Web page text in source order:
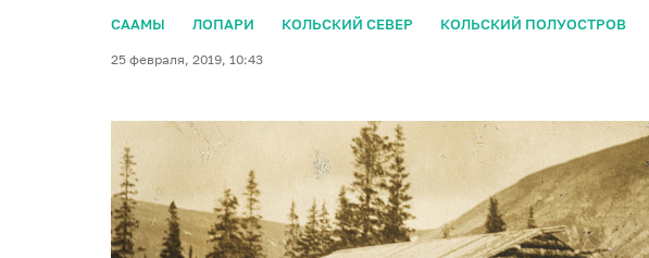
СААМЫ ЛОПАРИ КОЛЬСКИЙ СЕВЕР КОЛЬСКИЙ ПОЛУОСТРОВ
25 февраля, 2019, 10:43